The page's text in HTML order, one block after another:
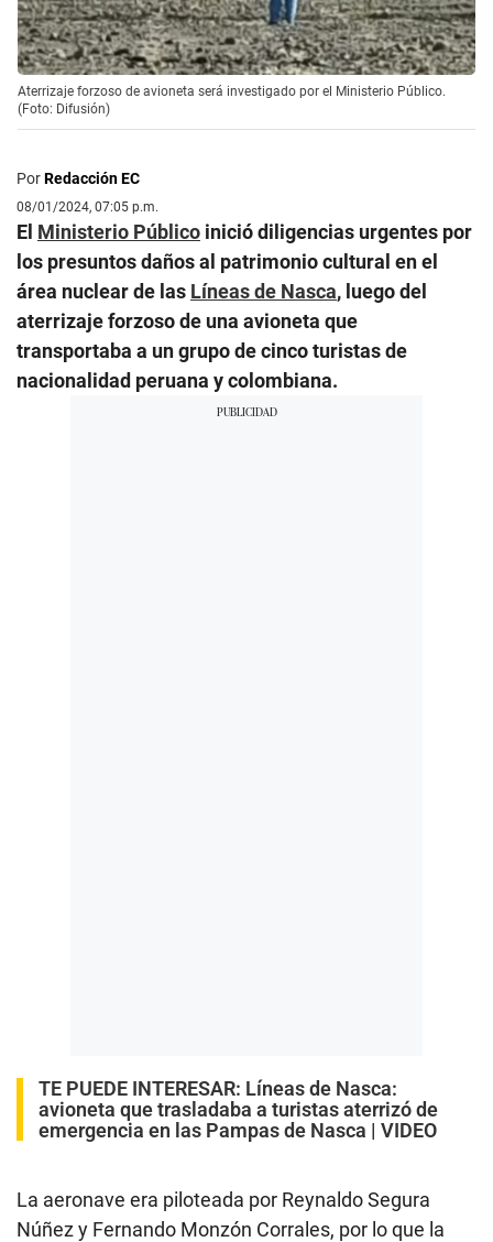
Aterrizaje forzoso de avioneta será investigado por el Ministerio Público.
(Foto: Difusión)
PorRedacción EC
08/01/2024, 07:05 p.m.
El Ministerio Público inició diligencias urgentes por
los presuntos daños al patrimonio cultural en el
área nuclear de las Líneas de Nasca, luego del
aterrizaje forzoso de una avioneta que
transportaba a un grupo de cinco turistas de
nacionalidad peruana y colombiana.
TE PUEDE INTERESAR: Líneas de Nasca:
avioneta que trasladaba a turistas aterrizó de
emergencia en las Pampas de Nasca | VIDEO
La aeronave era piloteada por Reynaldo Segura
Núñez y Fernando Monzón Corrales, por lo que la